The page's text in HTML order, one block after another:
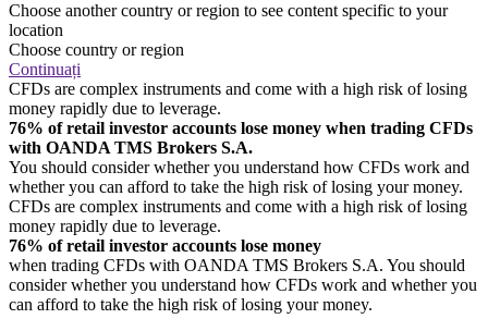
Choose another country or region to see content specific to your
location
Choose country or region
Continuați
CFDs are complex instruments and come with a high risk of losing
money rapidly due to leverage.
76% of retail investor accounts lose money when trading CFDs
with OANDA TMS Brokers S.A.
You should consider whether you understand how CFDs work and
whether you can afford to take the high risk of losing your money.
CFDs are complex instruments and come with a high risk of losing
money rapidly due to leverage.
76% of retail investor accounts lose money
when trading CFDs with OANDA TMS Brokers S.A. You should
consider whether you understand how CFDs work and whether you
can afford to take the high risk of losing your money.